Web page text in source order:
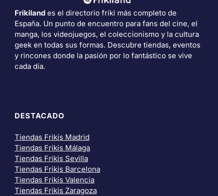
Frikiland es el directorio friki más completo de
España. Un punto de encuentro para fans del cine, el
manga, los videojuegos, el coleccionismo y la cultura
geek en todas sus formas. Descubre tiendas, eventos
y rincones donde la pasión por lo fantástico se vive
cada día.
DESTACADO
Tiendas Frikis Madrid
Tiendas Frikis Málaga
Tiendas Frikis Sevilla
Tiendas Frikis Barcelona
Tiendas Frikis Valencia
Tiendas Frikis Zaragoza